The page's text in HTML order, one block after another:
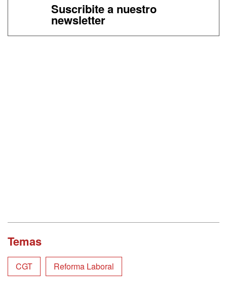
Suscribite a nuestro
newsletter
Temas
CGT Reforma Laboral